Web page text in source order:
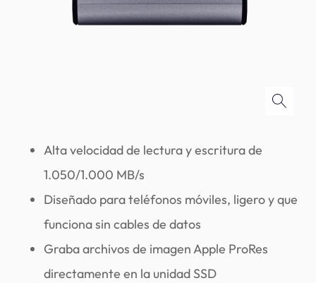
Alta velocidad de lectura y escritura de
1.050/1.000 MB/s
Diseñado para teléfonos móviles, ligero y que
funciona sin cables de datos
Graba archivos de imagen Apple ProRes
directamente en la unidad SSD